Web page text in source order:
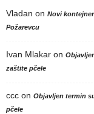
Vladan on Novi
Požarevcu
Ivan Mlakar on
zaštite pčele
ccc on Objavljen termin
pčele